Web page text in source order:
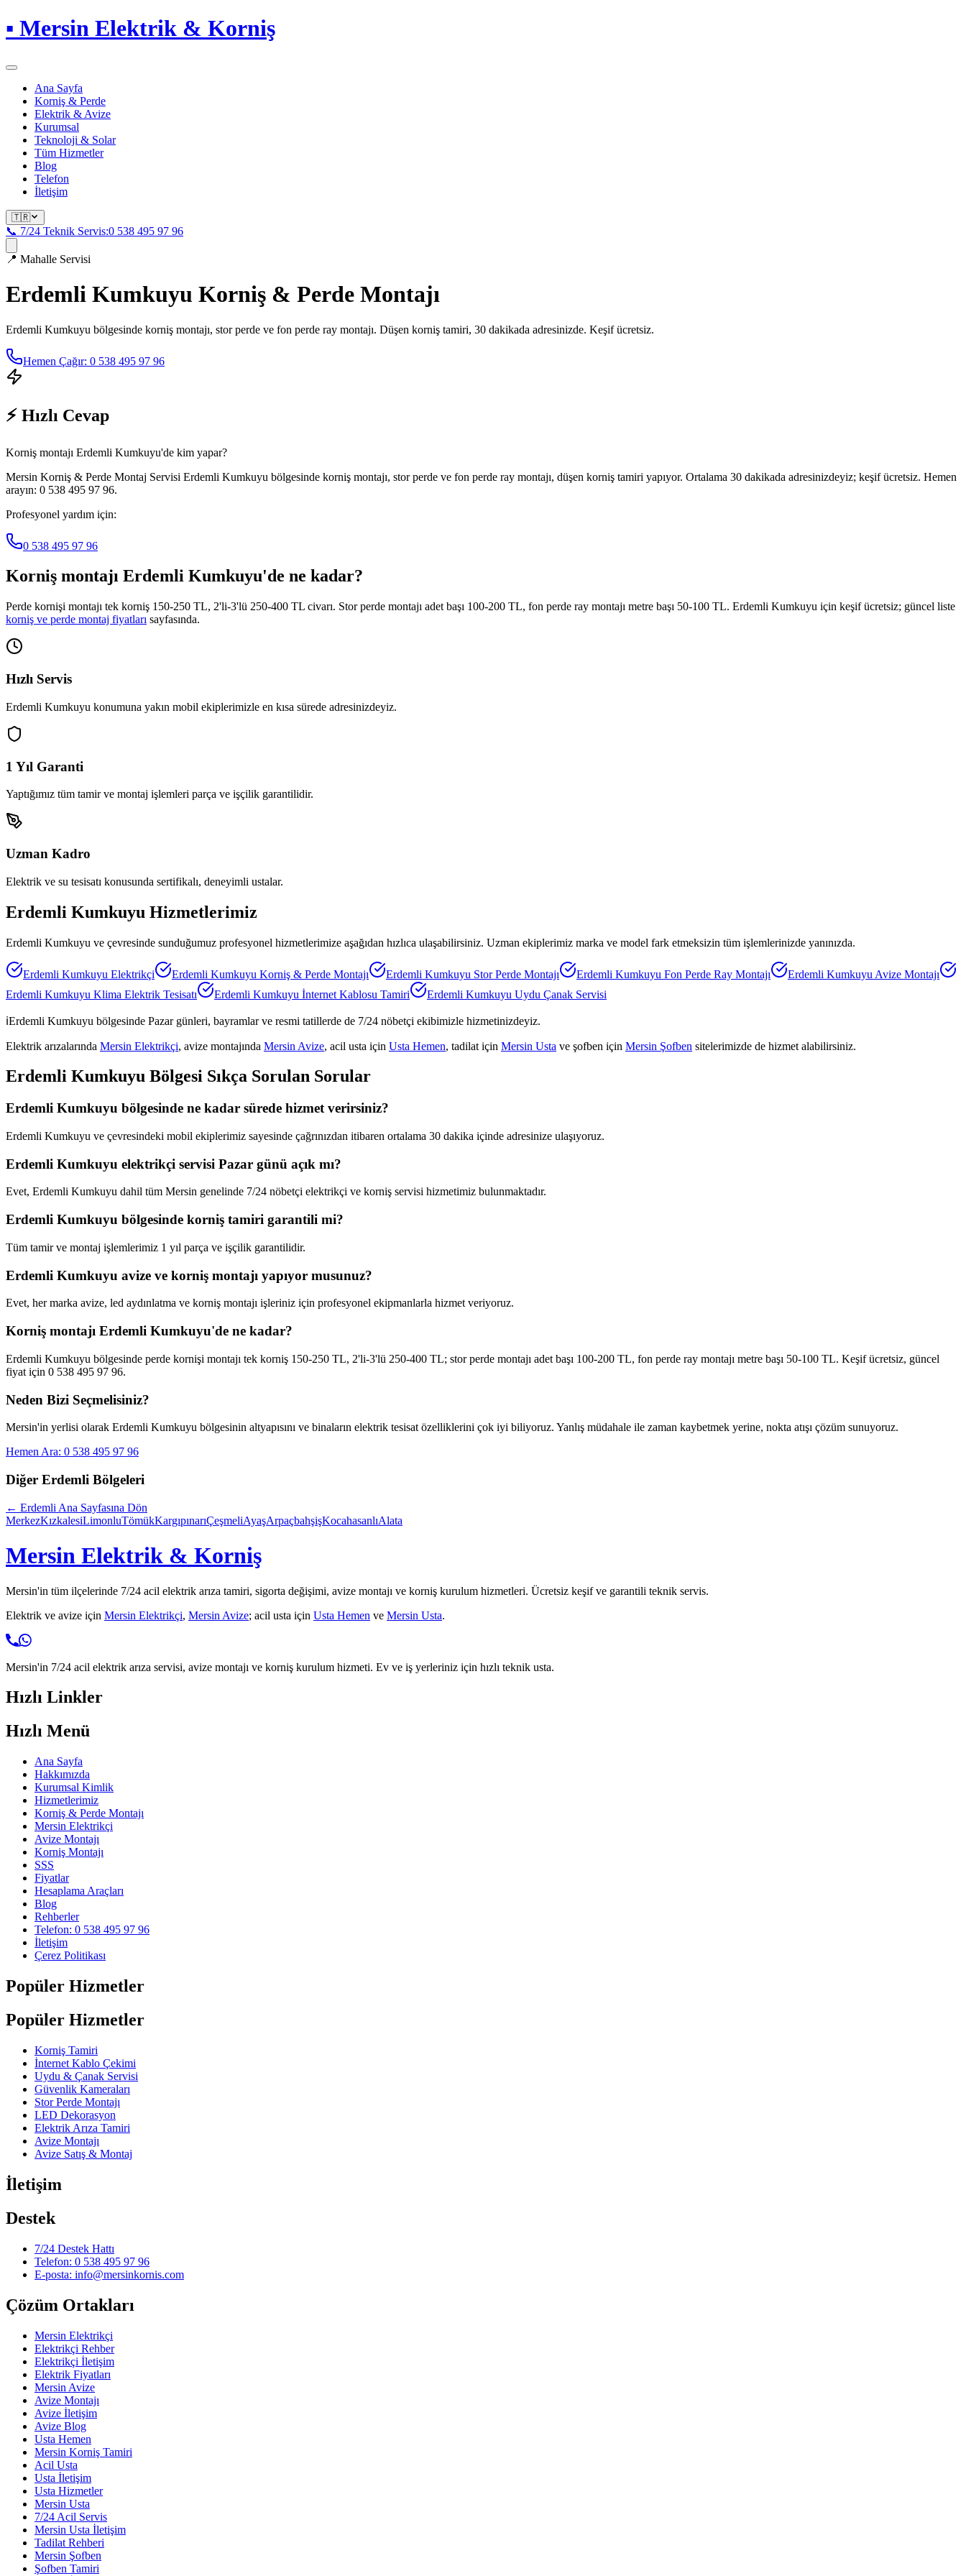
▪ Mersin Elektrik & Korniş
Ana Sayfa
Korniş & Perde
Elektrik & Avize
Kurumsal
Teknoloji & Solar
Tüm Hizmetler
Blog
Telefon
İletişim
🇹🇷
📞 7/24 Teknik Servis:0 538 495 97 96
📍 Mahalle Servisi
Erdemli Kumkuyu Korniş & Perde Montajı
Erdemli Kumkuyu bölgesinde korniş montajı, stor perde ve fon perde ray montajı. Düşen korniş tamiri, 30 dakikada adresinizde. Keşif ücretsiz.
Hemen Çağır: 0 538 495 97 96
⚡ Hızlı Cevap
Korniş montajı Erdemli Kumkuyu'de kim yapar?
Mersin Korniş & Perde Montaj Servisi Erdemli Kumkuyu bölgesinde korniş montajı, stor perde ve fon perde ray montajı, düşen korniş tamiri yapıyor. Ortalama 30 dakikada adresinizdeyiz; keşif ücretsiz. Hemen
arayın: 0 538 495 97 96.
Profesyonel yardım için:
0 538 495 97 96
Korniş montajı Erdemli Kumkuyu'de ne kadar?
Perde kornişi montajı tek korniş 150-250 TL, 2'li-3'lü 250-400 TL civarı. Stor perde montajı adet başı 100-200 TL, fon perde ray montajı metre başı 50-100 TL. Erdemli Kumkuyu için keşif ücretsiz; güncel liste
korniş ve perde montaj fiyatları sayfasında.
Hızlı Servis
Erdemli Kumkuyu konumuna yakın mobil ekiplerimizle en kısa sürede adresinizdeyiz.
1 Yıl Garanti
Yaptığımız tüm tamir ve montaj işlemleri parça ve işçilik garantilidir.
Uzman Kadro
Elektrik ve su tesisatı konusunda sertifikalı, deneyimli ustalar.
Erdemli Kumkuyu Hizmetlerimiz
Erdemli Kumkuyu ve çevresinde sunduğumuz profesyonel hizmetlerimize aşağıdan hızlıca ulaşabilirsiniz. Uzman ekiplerimiz marka ve model fark etmeksizin tüm işlemlerinizde yanınızda.
Erdemli Kumkuyu Elektrikçi Erdemli Kumkuyu Korniş & Perde Montajı Erdemli Kumkuyu Stor Perde Montajı Erdemli Kumkuyu Fon Perde Ray Montajı Erdemli Kumkuyu Avize Montajı
Erdemli Kumkuyu Klima Elektrik Tesisatı Erdemli Kumkuyu İnternet Kablosu Tamiri Erdemli Kumkuyu Uydu Çanak Servisi
ℹ️Erdemli Kumkuyu bölgesinde Pazar günleri, bayramlar ve resmi tatillerde de 7/24 nöbetçi ekibimizle hizmetinizdeyiz.
Elektrik arızalarında Mersin Elektrikçi, avize montajında Mersin Avize, acil usta için Usta Hemen, tadilat için Mersin Usta ve şofben için Mersin Şofben sitelerimizde de hizmet alabilirsiniz.
Erdemli Kumkuyu Bölgesi Sıkça Sorulan Sorular
Erdemli Kumkuyu bölgesinde ne kadar sürede hizmet verirsiniz?
Erdemli Kumkuyu ve çevresindeki mobil ekiplerimiz sayesinde çağrınızdan itibaren ortalama 30 dakika içinde adresinize ulaşıyoruz.
Erdemli Kumkuyu elektrikçi servisi Pazar günü açık mı?
Evet, Erdemli Kumkuyu dahil tüm Mersin genelinde 7/24 nöbetçi elektrikçi ve korniş servisi hizmetimiz bulunmaktadır.
Erdemli Kumkuyu bölgesinde korniş tamiri garantili mi?
Tüm tamir ve montaj işlemlerimiz 1 yıl parça ve işçilik garantilidir.
Erdemli Kumkuyu avize ve korniş montajı yapıyor musunuz?
Evet, her marka avize, led aydınlatma ve korniş montajı işleriniz için profesyonel ekipmanlarla hizmet veriyoruz.
Korniş montajı Erdemli Kumkuyu'de ne kadar?
Erdemli Kumkuyu bölgesinde perde kornişi montajı tek korniş 150-250 TL, 2'li-3'lü 250-400 TL; stor perde montajı adet başı 100-200 TL, fon perde ray montajı metre başı 50-100 TL. Keşif ücretsiz, güncel
fiyat için 0 538 495 97 96.
Neden Bizi Seçmelisiniz?
Mersin'in yerlisi olarak Erdemli Kumkuyu bölgesinin altyapısını ve binaların elektrik tesisat özelliklerini çok iyi biliyoruz. Yanlış müdahale ile zaman kaybetmek yerine, nokta atışı çözüm sunuyoruz.
Hemen Ara: 0 538 495 97 96
Diğer Erdemli Bölgeleri
← Erdemli Ana Sayfasına Dön
MerkezKızkalesiLimonluTömükKargıpınarıÇeşmeliAyaşArpaçbahşişKocahasanlıAlata
Mersin Elektrik & Korniş
Mersin'in tüm ilçelerinde 7/24 acil elektrik arıza tamiri, sigorta değişimi, avize montajı ve korniş kurulum hizmetleri. Ücretsiz keşif ve garantili teknik servis.
Elektrik ve avize için Mersin Elektrikçi, Mersin Avize; acil usta için Usta Hemen ve Mersin Usta.
Mersin'in 7/24 acil elektrik arıza servisi, avize montajı ve korniş kurulum hizmeti. Ev ve iş yerleriniz için hızlı teknik usta.
Hızlı Linkler
Hızlı Menü
Ana Sayfa
Hakkımızda
Kurumsal Kimlik
Hizmetlerimiz
Korniş & Perde Montajı
Mersin Elektrikçi
Avize Montajı
Korniş Montajı
SSS
Fiyatlar
Hesaplama Araçları
Blog
Rehberler
Telefon: 0 538 495 97 96
İletişim
Çerez Politikası
Popüler Hizmetler
Popüler Hizmetler
Korniş Tamiri
İnternet Kablo Çekimi
Uydu & Çanak Servisi
Güvenlik Kameraları
Stor Perde Montajı
LED Dekorasyon
Elektrik Arıza Tamiri
Avize Montajı
Avize Satış & Montaj
İletişim
Destek
7/24 Destek Hattı
Telefon: 0 538 495 97 96
E-posta: info@mersinkornis.com
Çözüm Ortakları
Mersin Elektrikçi
Elektrikçi Rehber
Elektrikçi İletişim
Elektrik Fiyatları
Mersin Avize
Avize Montajı
Avize İletişim
Avize Blog
Usta Hemen
Mersin Korniş Tamiri
Acil Usta
Usta İletişim
Usta Hizmetler
Mersin Usta
7/24 Acil Servis
Mersin Usta İletişim
Tadilat Rehberi
Mersin Şofben
Şofben Tamiri